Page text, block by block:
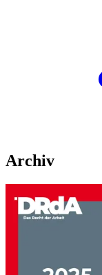
Archiv